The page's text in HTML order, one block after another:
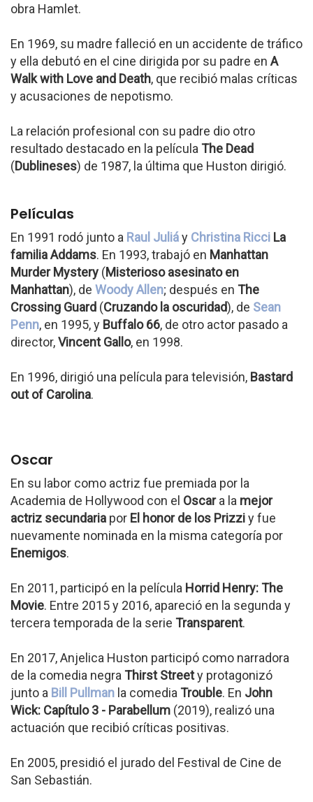
obra Hamlet.
En 1969, su madre falleció en un accidente de tráfico
y ella debutó en el cine dirigida por su padre en A
Walk with Love and Death, que recibió malas críticas
y acusaciones de nepotismo.
La relación profesional con su padre dio otro
resultado destacado en la película The Dead
(Dublineses) de 1987, la última que Huston dirigió.
Películas
En 1991 rodó junto a Raul Juliáy Christina Ricci La
familia Addams. En 1993, trabajó en Manhattan
Murder Mystery (Misterioso asesinato en
Manhattan), de Woody Allen; después en The
Crossing Guard (Cruzando la oscuridad), de Sean
Penn, en 1995, y Buffalo 66, de otro actor pasado a
director,Vincent Gallo, en 1998.
En 1996, dirigió una película para televisión, Bastard
out of Carolina.
Oscar
En su labor como actriz fue premiada por la
Academia de Hollywood con el Oscara la mejor
actriz secundaria por El honor de los Prizziy fue
nuevamente nominada en la misma categoría por
Enemigos.
En 2011, participó en la película Horrid Henry: The
Movie. Entre 2015 y 2016, apareció en la segunda y
tercera temporada de la serie Transparent.
En 2017, Anjelica Huston participó como narradora
de la comedia negra Thirst Streety protagonizó
junto a Bill Pullman la comedia Trouble. En John
Wick: Capítulo 3 - Parabellum (2019), realizó una
actuación que recibió críticas positivas.
En 2005, presidió el jurado del Festival de Cine de
San Sebastián.